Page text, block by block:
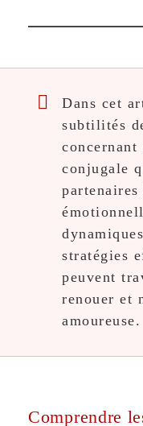
Dans cet
subtilités
conjugale
partenaires
stratégies
peuvent
renouer et
amoureuse.
Comprendre